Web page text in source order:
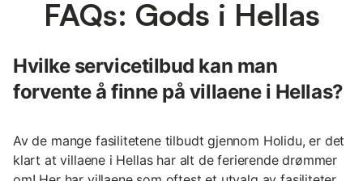
FAQs: Gods i Hellas
Hvilke servicetilbud kan man
forvente å finne på villaene i Hellas?
Av de mange fasilitetene tilbudt gjennom Holidu, er det
klart at villaene i Hellas har alt de ferierende drømmer